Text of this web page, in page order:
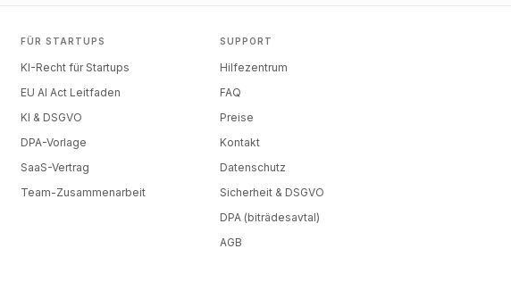
FÜR STARTUPS
KI-Recht für Startups
EU AI Act Leitfaden
KI & DSGVO
DPA-Vorlage
SaaS-Vertrag
Team-Zusammenarbeit
SUPPORT
Hilfezentrum
FAQ
Preise
Kontakt
Datenschutz
Sicherheit & DSGVO
DPA (biträdesavtal)
AGB